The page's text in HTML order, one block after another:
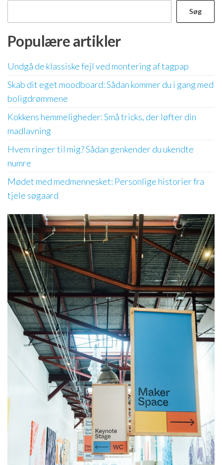
Søg
Populære artikler
Undgå de klassiske fejl ved montering af tagpap
Skab dit eget moodboard: Sådan kommer du i gang med
boligdrømmene
Kokkens hemmeligheder: Små tricks, der løfter din
madlavning
Hvem ringer til mig? Sådan genkender du ukendte
numre
Mødet med medmennesket: Personlige historier fra
tjele søgaard